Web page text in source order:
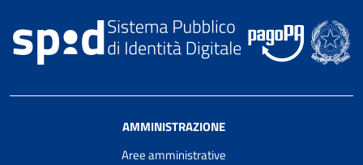
AMMINISTRAZIONE
Aree amministrative